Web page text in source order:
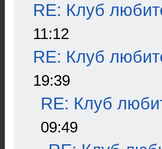
RE: Клуб
11:12
RE: Клуб
19:39
RE: Клуб
09:49